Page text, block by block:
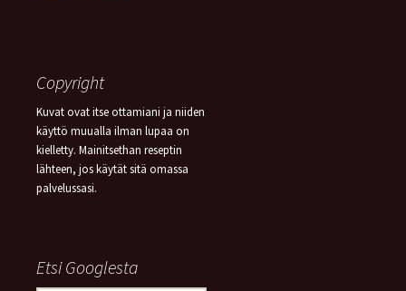
Copyright
Kuvat ovat itse ottamiani ja niiden
käyttö muualla ilman lupaa on
kielletty. Mainitsethan reseptin
lähteen, jos käytät sitä omassa
palvelussasi.
Etsi Googlesta